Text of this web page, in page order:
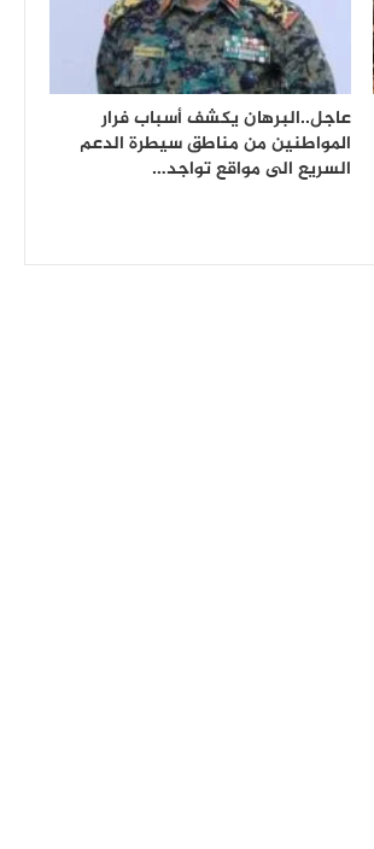
عاجل..البرهان يكشف أسباب فرار
المواطنين من مناطق سيطرة الدعم
السريع الى مواقع تواجد…